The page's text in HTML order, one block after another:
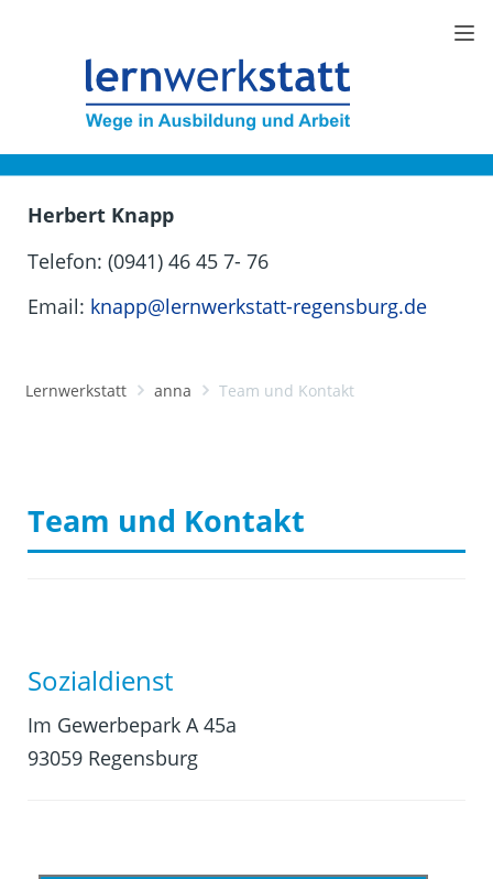
Herbert Knapp
Telefon: (0941) 46 45 7- 76
Email: knapp@lernwerkstatt-regensburg.de
Lernwerkstatt anna Team und Kontakt
Team und Kontakt
Sozialdienst
Im Gewerbepark A 45a
93059 Regensburg